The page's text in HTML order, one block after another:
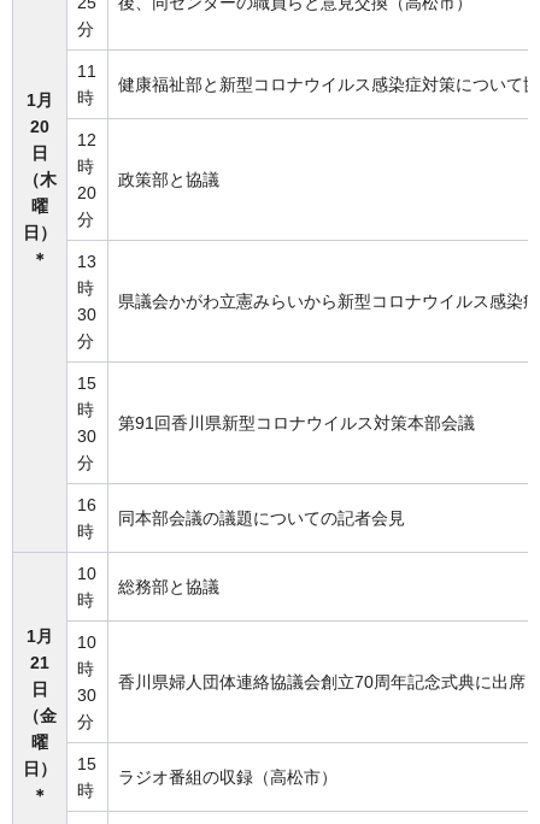
1月
20
日
（木
曜
日）
＊
分
11
時
健康福祉部と新型コロナウイルス感染症対策について
12
時
20
分
政策部と協議
13
時
30
分
県議会かがわ立憲みらいから新型コロナウイルス感染
15
時
30
分
第91回香川県新型コロナウイルス対策本部会議
16
時
同本部会議の議題についての記者会見
1月
21
日
（金
曜
日）
＊
10
時
総務部と協議
10
時
30
分
香川県婦人団体連絡協議会創立70周年記念式典に出席
15
時
ラジオ番組の収録（高松市）